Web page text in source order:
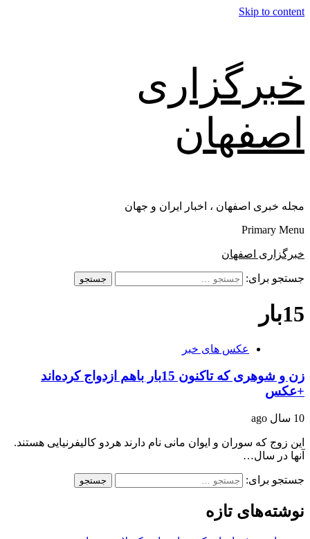
Skip to content
خبرگزاری
اصفهان
مجله خبری اصفهان ، اخبار ایران و جهان
Primary Menu
خبرگزاری اصفهان
جستجو برای:
15بار
عکس های خبر
زن و شوهری که تاکنون 15بار باهم ازدواج کرده‌اند
+عکس
10 سال ago
این زوج که سوران و ایوان مانی نام دارند هردو کالیفرنیایی هستند.
آنها در سال…
جستجو برای:
نوشته‌های تازه